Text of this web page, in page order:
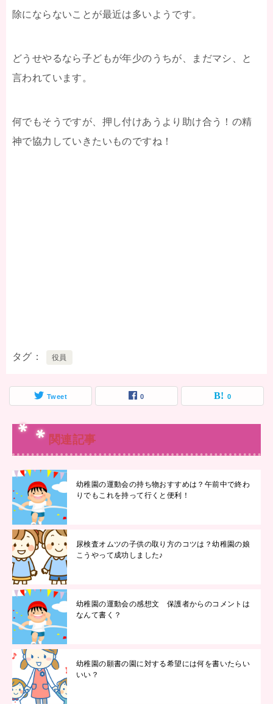
除にならないことが最近は多いようです。
どうせやるなら子どもが年少のうちが、まだマシ、と
言われています。
何でもそうですが、押し付けあうより助け合う！の精
神で協力していきたいものですね！
タグ 役員
Tweet 0 0
関連記事
幼稚園の運動会の持ち物おすすめは？午前中で終わ
りでもこれを持って行くと便利！
尿検査オムツの子供の取り方のコツは？幼稚園の娘
こうやって成功しました♪
幼稚園の運動会の感想文 保護者からのコメントは
なんて書く？
幼稚園の願書の園に対する希望には何を書いたらい
いい？